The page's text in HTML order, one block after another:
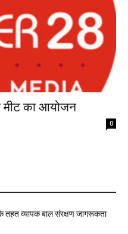
मीट का आयोजन
0
तहत व्यापक बाल संरक्षण जागरूकता